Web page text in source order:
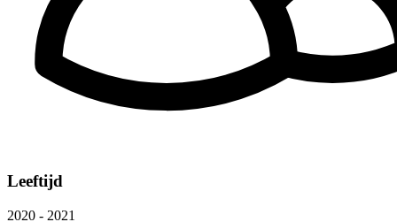
Leeftijd
2020 - 2021